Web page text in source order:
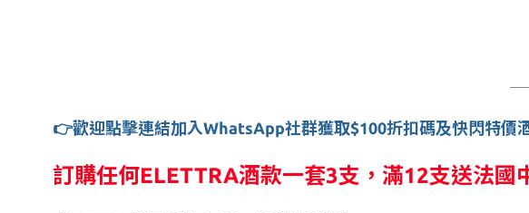
👉歡迎點擊連結加入WhatsApp社群獲取$100折扣碼及快閃特價
訂購任何ELETTRA酒款一套3支，滿12支送法國